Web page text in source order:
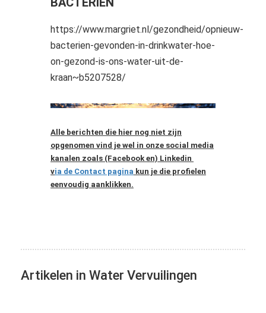
https://www.margriet.nl/gezondheid/opnieuw-
bacterien-gevonden-in-drinkwater-hoe-
on-gezond-is-ons-water-uit-de-
kraan~b5207528/
Alle berichten die hier nog niet zijn
opgenomen vind je wel in onze social media
kanalen zoals (Facebook en) Linkedin
via de Contact pagina kun je die profielen
eenvoudig aanklikken.
Artikelen in Water Vervuilingen